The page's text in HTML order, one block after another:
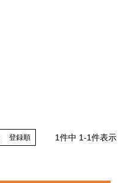
登録順 1件中 1-1件表示